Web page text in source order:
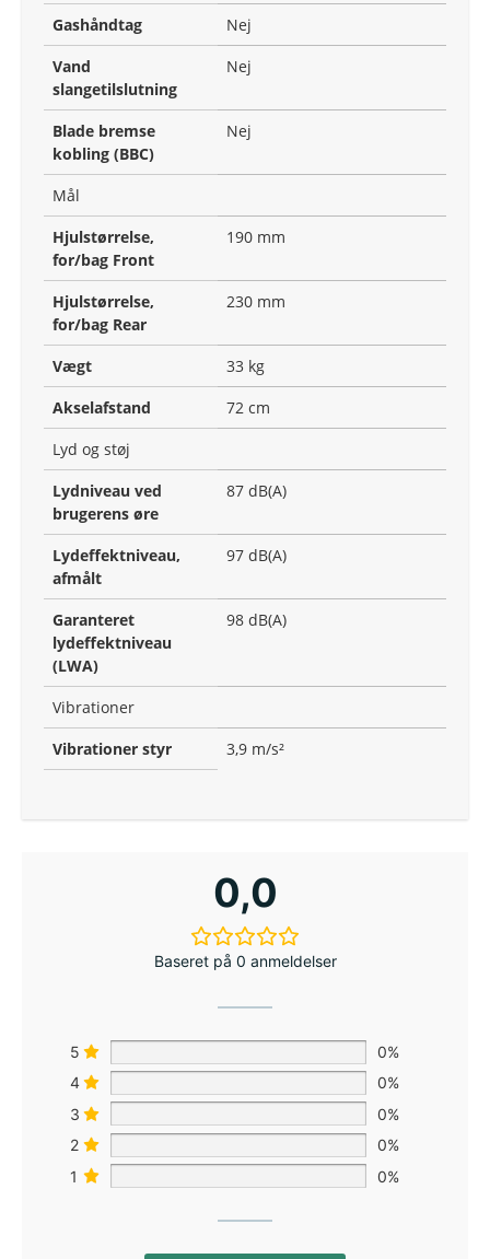
Gashåndtag
Nej
Vand
slangetilslutning
Nej
Blade bremse
kobling (BBC)
Nej
Mål
Hjulstørrelse,
for/bag Front
190 mm
Hjulstørrelse,
for/bag Rear
230 mm
Vægt
33 kg
Akselafstand
72 cm
Lyd og støj
Lydniveau ved
brugerens øre
87 dB(A)
Lydeffektniveau,
afmålt
97 dB(A)
Garanteret
lydeffektniveau
(LWA)
98 dB(A)
Vibrationer
Vibrationer styr
3,9 m/s²
0,0
Baseret på 0 anmeldelser
5
0%
4
0%
3
0%
2
0%
1
0%